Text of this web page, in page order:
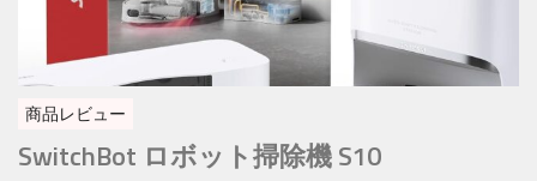
商品レビュー
SwitchBot ロボット掃除機 S10